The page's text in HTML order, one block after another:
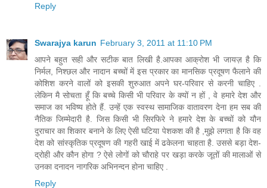
Reply
Swarajya karun February 3, 2011 at 11:10 PM
आपने बहुत सही और सटीक बात लिखी है.आपका आक्रोश भी जायज़ है कि
निर्मल, निश्छल और नादान बच्चों में इस प्रकार का मानसिक प्रदूषण फैलाने की
कोशिश करने वालों को इसकी शुरुआत अपने घर-परिवार से करनी चाहिए .
लेकिन मै सोचता हूँ कि बच्चे किसी भी परिवार के क्यों न हों , वे हमारे देश और
समाज का भविष्य होते हैं. उन्हें एक स्वस्थ सामाजिक वातावरण देना हम सब की
नैतिक जिम्मेदारी है. जिस किसी भी सिरफिरे ने हमारे देश के बच्चों को यौन
दुराचार का शिकार बनाने के लिए ऐसी घटिया पेशकश की है ,मुझे लगता है कि वह
देश को सांस्कृतिक प्रदूषण की गहरी खाई में ढकेलना चाहता है. उससे बड़ा देश-
द्रोही और कौन होगा ? ऐसे लोगों को चौराहे पर खड़ा करके जूतों की मालाओं से
उनका दनादन नागरिक अभिनन्दन होना चाहिए .
Reply